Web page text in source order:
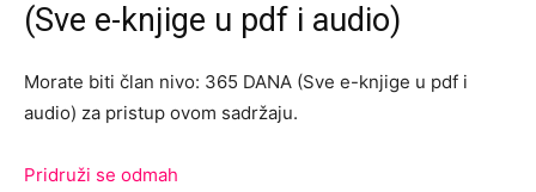
(Sve e-knjige u pdf i audio)
Morate biti član nivo: 365 DANA (Sve e-knjige u pdf i
audio) za pristup ovom sadržaju.
Pridruži se odmah